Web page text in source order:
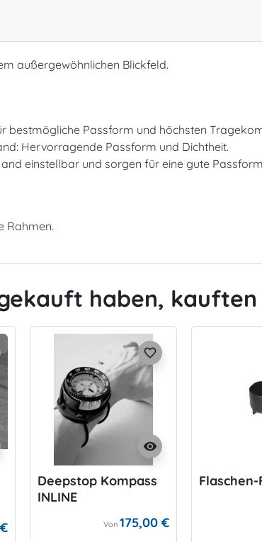
außergewöhnlichen Blickfeld.
bestmögliche Passform und höchsten
Hervorragende Passform und Dichtheit.
einstellbar und sorgen für eine gute Passform
Rahmen.
haben, kauften
visibility
favorite_border
Deepstop Kompass
INLINE
Von 175,00 €
Flaschen-